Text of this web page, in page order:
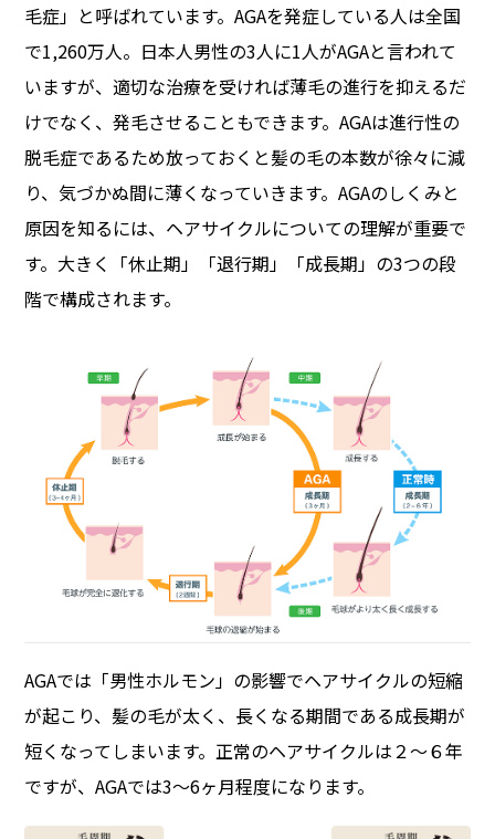
毛症」と呼ばれています。AGAを発症している人は全国
で1,260万人。日本人男性の3人に1人がAGAと言われて
いますが、適切な治療を受ければ薄毛の進行を抑えるだ
けでなく、発毛させることもできます。AGAは進行性の
脱毛症であるため放っておくと髪の毛の本数が徐々に減
り、気づかぬ間に薄くなっていきます。AGAのしくみと
原因を知るには、ヘアサイクルについての理解が重要で
す。 大きく「休止期」「退行期」「成長期」の3つの段
階で構成されます。
AGAでは「男性ホルモン」の影響でヘアサイクルの短縮
が起こり、髪の毛が太く、長くなる期間である成長期が
短くなってしまいます。正常のヘアサイクルは２〜６年
ですが、AGAでは3〜6ヶ月程度になります。